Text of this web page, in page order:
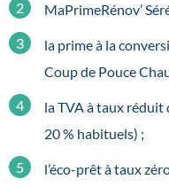
MaPrimeRénov’
la prime à la
Coup de Pouce
la TVA à taux réduit
20 % habituels) ;
l’éco-prêt à taux